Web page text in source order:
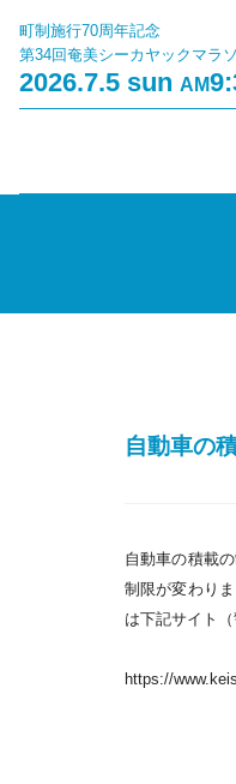
町制施行70周年記念
第34回奄美シーカヤックマラ
2026.7.5 sun AM
自動車の
自動車の積載
制 限が変わり
は下記サイト
https://